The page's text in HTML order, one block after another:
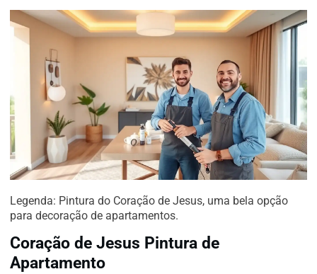
Legenda: Pintura do Coração de Jesus, uma bela opção
para decoração de apartamentos.
Coração de Jesus Pintura de
Apartamento